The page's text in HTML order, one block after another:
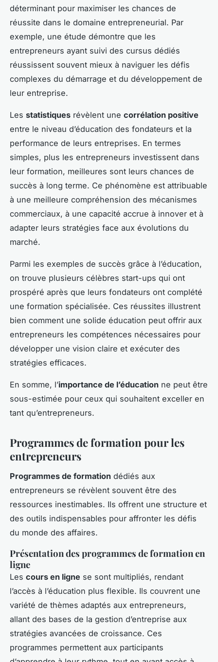
déterminant pour maximiser les chances de
réussite dans le domaine entrepreneurial. Par
exemple, une étude démontre que les
entrepreneurs ayant suivi des cursus dédiés
réussissent souvent mieux à naviguer les défis
complexes du démarrage et du développement de
leur entreprise.
Les statistiques révèlent une corrélation positive
entre le niveau d’éducation des fondateurs et la
performance de leurs entreprises. En termes
simples, plus les entrepreneurs investissent dans
leur formation, meilleures sont leurs chances de
succès à long terme. Ce phénomène est attribuable
à une meilleure compréhension des mécanismes
commerciaux, à une capacité accrue à innover et à
adapter leurs stratégies face aux évolutions du
marché.
Parmi les exemples de succès grâce à l’éducation,
on trouve plusieurs célèbres start-ups qui ont
prospéré après que leurs fondateurs ont complété
une formation spécialisée. Ces réussites illustrent
bien comment une solide éducation peut offrir aux
entrepreneurs les compétences nécessaires pour
développer une vision claire et exécuter des
stratégies efficaces.
En somme, l’importance de l’éducation ne peut être
sous-estimée pour ceux qui souhaitent exceller en
tant qu’entrepreneurs.
Programmes de formation pour les
entrepreneurs
Programmes de formation dédiés aux
entrepreneurs se révèlent souvent être des
ressources inestimables. Ils offrent une structure et
des outils indispensables pour affronter les défis
du monde des affaires.
Présentation des programmes de formation en
ligne
Les cours en ligne se sont multipliés, rendant
l’accès à l’éducation plus flexible. Ils couvrent une
variété de thèmes adaptés aux entrepreneurs,
allant des bases de la gestion d’entreprise aux
stratégies avancées de croissance. Ces
programmes permettent aux participants